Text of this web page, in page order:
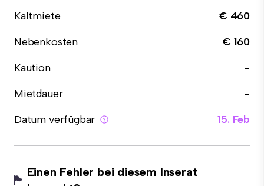
Kaltmiete
€ 460
Nebenkosten
€ 160
Kaution
-
Mietdauer
-
Datum verfügbar
15. Feb
Einen Fehler bei diesem Inserat